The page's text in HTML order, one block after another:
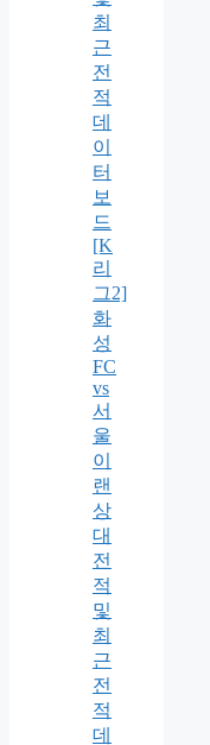
최
근
전
적
데
이
터
보
드
[K
리
그2]
화
성
FC
vs
서
울
이
랜
상
대
전
적
및
최
근
전
적
데